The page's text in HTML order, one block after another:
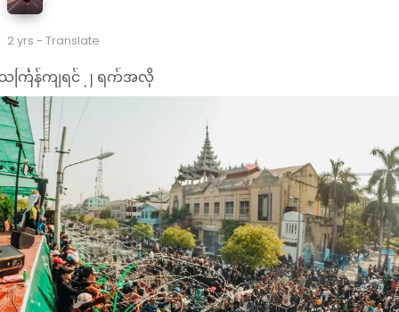
2 yrs - Translate
င်္ကြန်ကျရင် ၂ ရက်အလို